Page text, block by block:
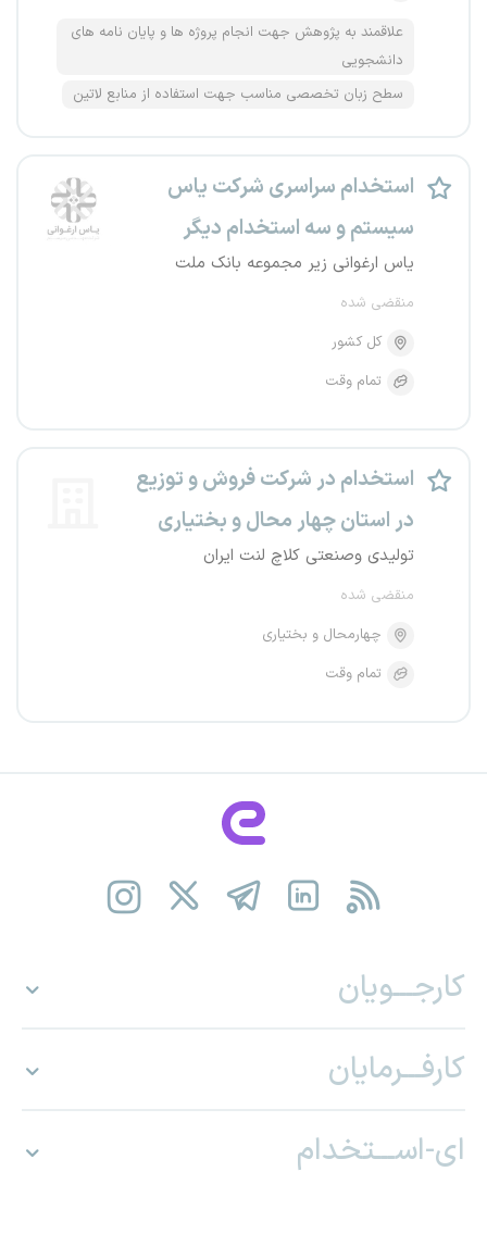
علاقمند به پژوهش جهت انجام پروژه ها و پایان نامه های
دانشجویی
سطح زبان تخصصی مناسب جهت استفاده از منابع لاتین
استخدام سراسری شرکت یاس
سیستم و سه استخدام دیگر
یاس ارغوانی زیر مجموعه بانک ملت
منقضی شده
کل کشور
تمام وقت
استخدام در شرکت فروش و توزیع
در استان چهار محال و بختیاری
تولیدی وصنعتی کلاچ لنت ایران
منقضی شده
چهارمحال و بختیاری
تمام وقت
کارجـــویان
کارفـــرمایان
ای-اســـتخدام